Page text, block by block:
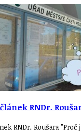
RNDr.
RNDr. Roušara